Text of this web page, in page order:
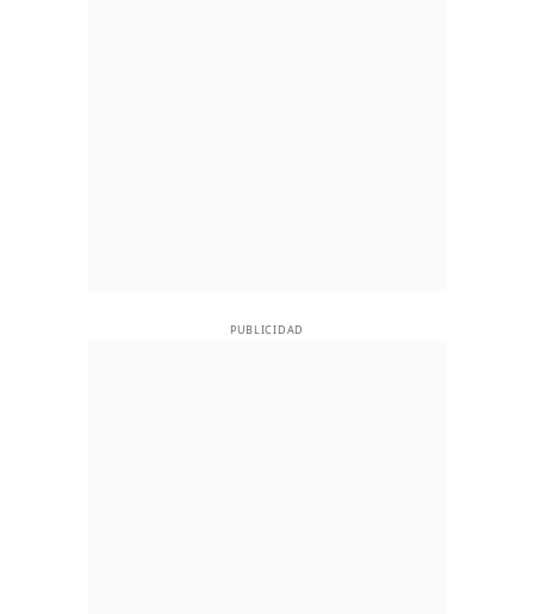
PUBLICIDAD